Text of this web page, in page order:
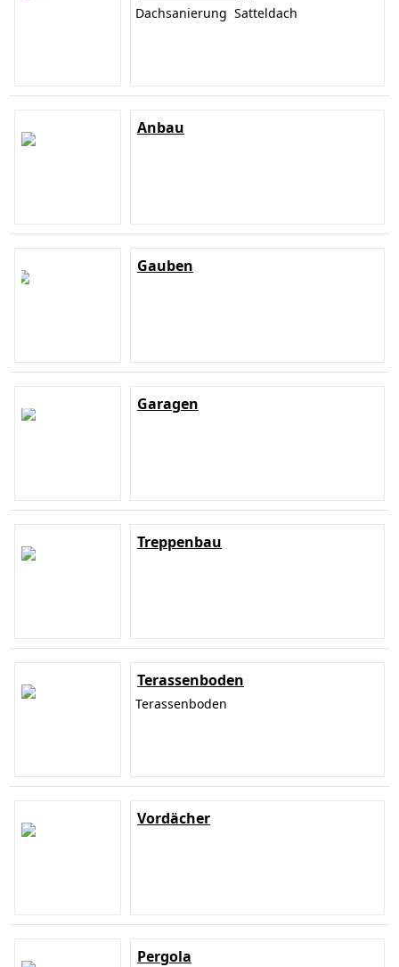
Dachsanierung Satteldach
Anbau
Gauben
Garagen
Treppenbau
Terassenboden
Terassenboden
Vordächer
Pergola